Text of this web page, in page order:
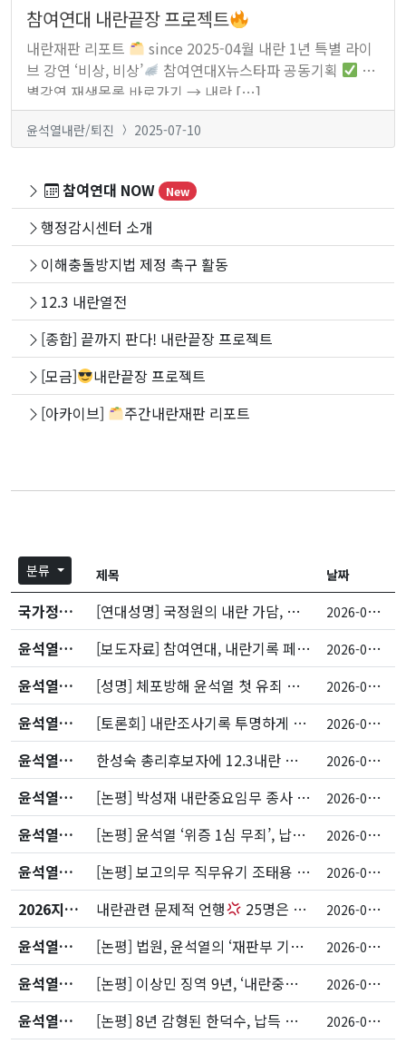
참여연대 내란끝장 프로젝트
내란재판 리포트
since 2025-04월 내란 1년 특별 라이
브 강연 ‘비상, 비상’
참여연대X뉴스타파 공동기획
특
별강연 재생목록 바로가기 → 내란 […]
윤석열내란/퇴진 2025-07-10
참여연대 NOW New
행정감시센터 소개
이해충돌방지법 제정 촉구 활동
12.3 내란열전
[종합] 끝까지 판다! 내란끝장 프로젝트
[모금]
내란끝장 프로젝트
[아카이브]
주간내란재판 리포트
분류 제목 날짜
국가정보원 [연대성명] 국정원의 내란 가담, 민간인 사찰 의혹 철저히 수사하라 2
026-07-27
윤석열내란/퇴진
[보도자료] 참여연대, 내란기록 페이지 ‘12.3 내란열전’ 공개 2
026-07-15
윤석열내란/퇴진
[성명] 체포방해 윤석열 첫 유죄 확정, 상식의 확인이다 2
026-07-09
윤석열내란/퇴진
[토론회] 내란조사기록 투명하게 공개, 인적쇄신 필요성 제기 2
026-07-09
윤석열내란/퇴진
한성숙 총리후보자에 12.3내란 기록 관련 공개질의 2
026-06-24
윤석열내란/퇴진
[논평] 박성재 내란중요임무 종사 25년형 선고, 당연하다 2
026-06-22
윤석열내란/퇴진
[논평] 윤석열 ‘위증 1심 무죄’, 납득하기 어려워 2
026-05-28
윤석열내란/퇴진
[논평] 보고의무 직무유기 조태용 무죄, 납득 불가 2
026-05-21
2026지방선거
내란관련 문제적 언행 25명은 누구? 2
026-05-21
윤석열내란/퇴진
[논평] 법원, 윤석열의 ‘재판부 기피신청’ 신속히 기각해야 2
026-05-19
윤석열내란/퇴진
[논평] 이상민 징역 9년, ‘내란중요임무종사’ 처벌로 가볍다 2
026-05-12
윤석열내란/퇴진
[논평] 8년 감형된 한덕수, 납득 어렵다 2
026-05-07